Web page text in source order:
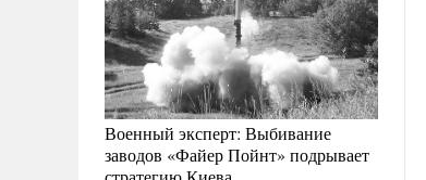
Военный эксперт: Выбивание
заводов «Файер Пойнт» подрывает